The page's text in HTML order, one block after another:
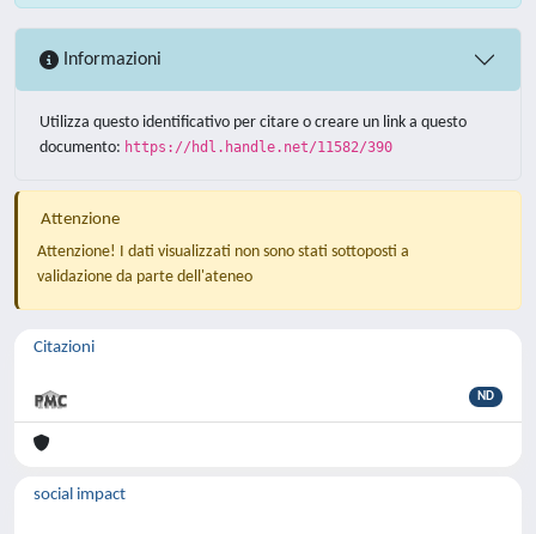
Informazioni
Utilizza questo identificativo per citare o creare un link a questo
documento: https://hdl.handle.net/11582/390
Attenzione
Attenzione! I dati visualizzati non sono stati sottoposti a
validazione da parte dell'ateneo
Citazioni
ND
social impact